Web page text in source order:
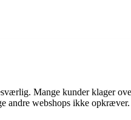
Mange kunder klager
andre webshops ikke